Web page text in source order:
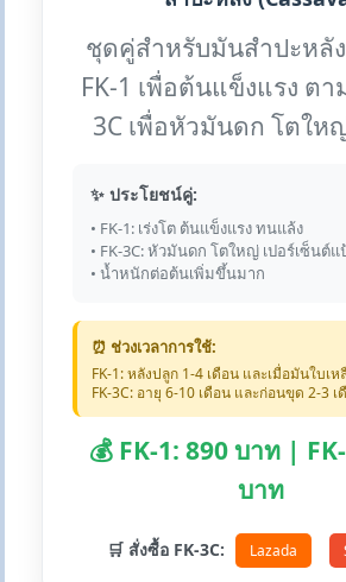
ชุดคู่สำหรับมันสำปะหลัง
FK-1 เพื่อต้นแข็งแรง ตา
3C เพื่อหัวมันดก โตให
✨ ประโยชน์คู่:
• FK-1: เร่งโต ต้นแข็งแรง ทนแล้ง
• FK-3C: หัวมันดก โตใหญ่ เปอร์เซ็นต์แ
• น้ำหนักต่อต้นเพิ่มขึ้นมาก
⏰ ช่วงเวลาการใช้:
FK-1: หลังปลูก 1-4 เดือน และเมื่อมันใบเห
FK-3C: อายุ 6-10 เดือน และก่อนขุด 2-3 เ
💰 FK-1: 890 บาท |
บาท
🛒 สั่งซื้อ FK-3C: Lazada